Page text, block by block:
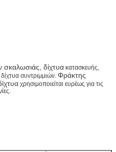
σκαλωσιάς, δίχτυα κατασκευής,
συντριμμιών. Φράκτης
χρησιμοποιείται ευρέως για τις